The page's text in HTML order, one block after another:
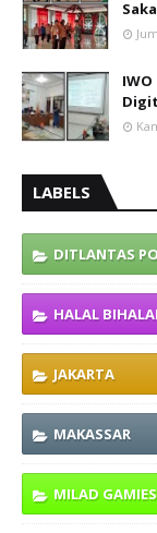
LABELS
DITLANTAS
HALAL
JAKARTA
MAKASSAR
MILAD